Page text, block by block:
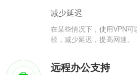
减少延迟
在某些情况下，使用VPN
径，减少延迟，提高网速。
远程办公支持